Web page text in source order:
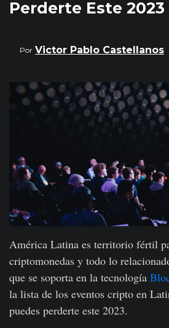
Perderte Este 2023
Por Victor Pablo Castellanos
América Latina es territorio fértil
criptomonedas y todo lo
que se soporta en la tecnología
la lista de los eventos cripto en
puedes perderte este 2023.